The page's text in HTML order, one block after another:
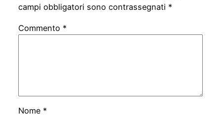
campi obbligatori sono contrassegnati *
Commento *
Nome *